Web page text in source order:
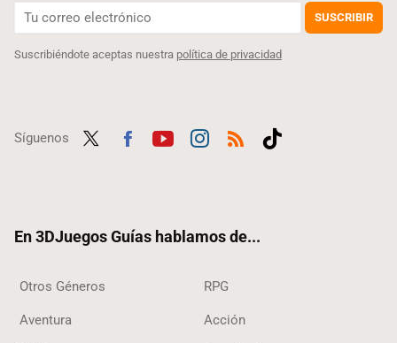
SUSCRIBIR
Suscribiéndote aceptas nuestra política de privacidad
Síguenos
En 3DJuegos Guías hablamos de...
Otros Géneros RPG
Aventura Acción